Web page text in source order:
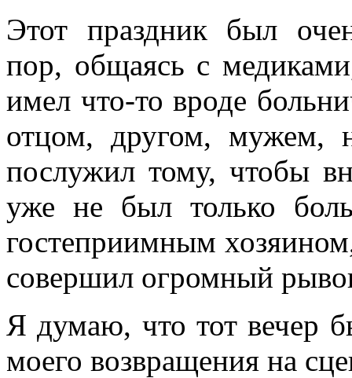
Этот праздник был
пор, общаясь с
имел что-то вроде
отцом, другом, мужем,
послужил тому, чтобы
уже не был только
гостеприимным
совершил огромный
Я думаю, что тот вечер
моего возвращения на